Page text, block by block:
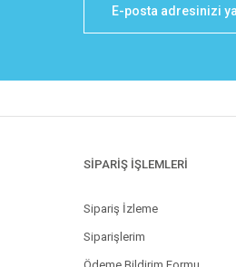
SİPARİŞ İŞLEMLERİ
Sipariş İzleme
Siparişlerim